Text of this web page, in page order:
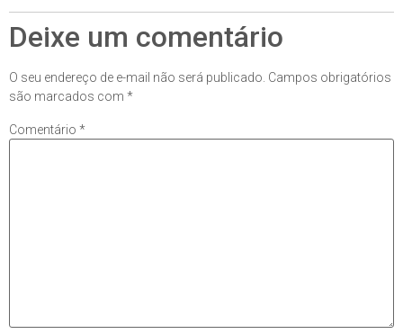
Deixe um comentário
O seu endereço de e-mail não será publicado. Campos obrigatórios
são marcados com *
Comentário *